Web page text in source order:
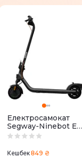
Електросамокат
Segway-Ninebot E2
PLUS E II Black
Кешбек849 ₴